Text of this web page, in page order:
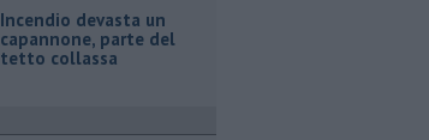
Incendio devasta un
capannone, parte del
tetto collassa